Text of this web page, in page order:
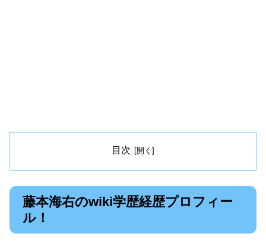
目次
藤本海右のwiki学歴経歴プロフィー
ル！